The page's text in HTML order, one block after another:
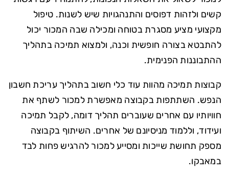
קשים ולזהות דפוסים והתנהגויות שיש לשנות. טיפול
מקצועי מציע מסגרת בטוחה ומכילה שבה המכור יכול
להתבטא בצורה חופשית וכנה, ולמצוא תמיכה בתהליך
ההתבוננות הפנימית.
קבוצות תמיכה מהוות עוד כלי חשוב בתהליך עריכת חשבון
הנפש. השתתפות בקבוצה מאפשרת למכור לשתף את
חוויותיו עם אחרים שעוברים תהליך דומה, לקבל תמיכה
ועידוד, וללמוד מניסיונם של אחרים. השיתוף בקבוצה
מספק תחושת שייכות ומסייע למכור להרגיש פחות לבד
במאבקו.